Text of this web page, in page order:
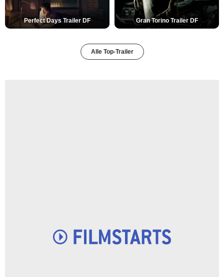
Perfect Days Trailer DF Gran Torino Trailer DF
Alle Top-Trailer